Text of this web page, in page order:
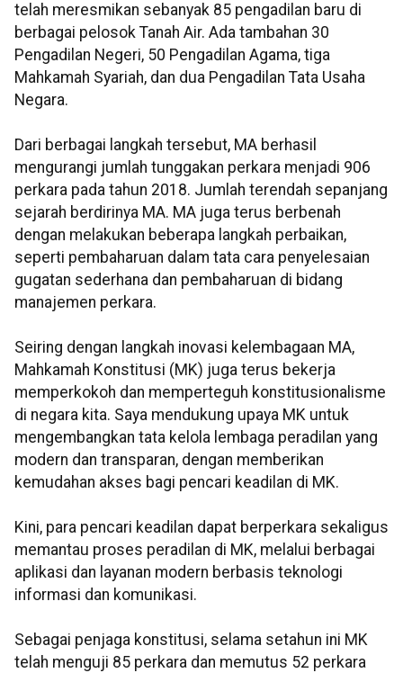
telah meresmikan sebanyak 85 pengadilan baru di
berbagai pelosok Tanah Air. Ada tambahan 30
Pengadilan Negeri, 50 Pengadilan Agama, tiga
Mahkamah Syariah, dan dua Pengadilan Tata Usaha
Negara.
Dari berbagai langkah tersebut, MA berhasil
mengurangi jumlah tunggakan perkara menjadi 906
perkara pada tahun 2018. Jumlah terendah sepanjang
sejarah berdirinya MA. MA juga terus berbenah
dengan melakukan beberapa langkah perbaikan,
seperti pembaharuan dalam tata cara penyelesaian
gugatan sederhana dan pembaharuan di bidang
manajemen perkara.
Seiring dengan langkah inovasi kelembagaan MA,
Mahkamah Konstitusi (MK) juga terus bekerja
memperkokoh dan memperteguh konstitusionalisme
di negara kita. Saya mendukung upaya MK untuk
mengembangkan tata kelola lembaga peradilan yang
modern dan transparan, dengan memberikan
kemudahan akses bagi pencari keadilan di MK.
Kini, para pencari keadilan dapat berperkara sekaligus
memantau proses peradilan di MK, melalui berbagai
aplikasi dan layanan modern berbasis teknologi
informasi dan komunikasi.
Sebagai penjaga konstitusi, selama setahun ini MK
telah menguji 85 perkara dan memutus 52 perkara